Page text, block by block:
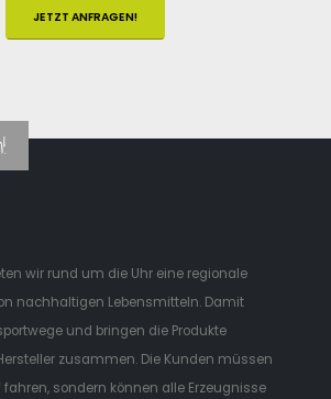
JETZT ANFRAGEN!
wir rund um die Uhr eine regionale
nachhaltigen Lebensmitteln. Damit
und bringen die Produkte
zusammen. Die Kunden müssen
fahren, sondern können alle Erzeugnisse